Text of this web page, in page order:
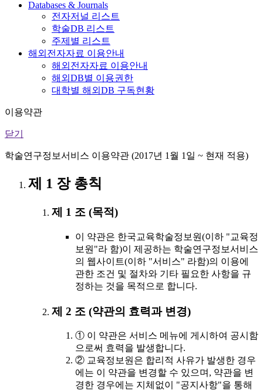
Databases & Journals
전자저널 리스트
학술DB 리스트
주제별 리스트
해외전자자료 이용안내
해외전자자료 이용안내
해외DB별 이용권한
대학별 해외DB 구독현황
이용약관
닫기
학술연구정보서비스 이용약관 (2017년 1월 1일 ~ 현재 적용)
제 1 장 총칙
제 1 조 (목적)
이 약관은 한국교육학술정보원(이하 "교육정
보원"라 함)이 제공하는 학술연구정보서비스
의 웹사이트(이하 "서비스" 라함)의 이용에
관한 조건 및 절차와 기타 필요한 사항을 규
정하는 것을 목적으로 합니다.
제 2 조 (약관의 효력과 변경)
① 이 약관은 서비스 메뉴에 게시하여 공시함
으로써 효력을 발생합니다.
② 교육정보원은 합리적 사유가 발생한 경우
에는 이 약관을 변경할 수 있으며, 약관을 변
경한 경우에는 지체없이 "공지사항"을 통해